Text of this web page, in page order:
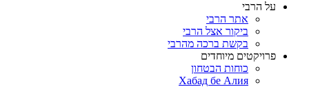
על הרבי
אתר הרבי
ביקור אצל הרבי
בקשת ברכה מהרבי
פרויקטים מיוחדים
כוחות הבטחון
Хабад бе Алия